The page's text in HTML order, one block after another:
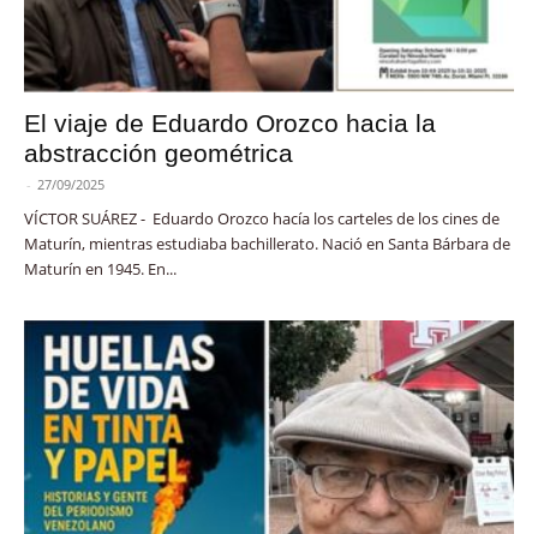
El viaje de Eduardo Orozco hacia la
abstracción geométrica
- 27/09/2025
VÍCTOR SUÁREZ - Eduardo Orozco hacía los carteles de los cines de
Maturín, mientras estudiaba bachillerato. Nació en Santa Bárbara de
Maturín en 1945. En...